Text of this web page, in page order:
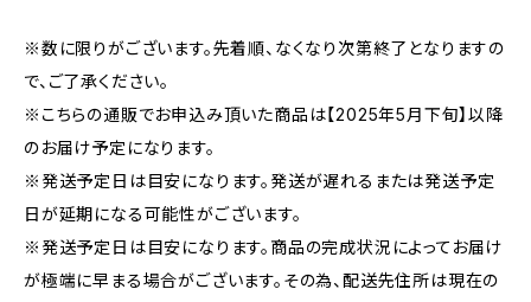
※数に限りがございます。先着順、なくなり次第終了となりますの
で、ご了承ください。
※こちらの通販でお申込み頂いた商品は【2025年5月下旬】以降
のお届け予定になります。
※発送予定日は目安になります。発送が遅れるまたは発送予定
日が延期になる可能性がございます。
※発送予定日は目安になります。商品の完成状況によってお届け
が極端に早まる場合がございます。その為、配送先住所は現在の